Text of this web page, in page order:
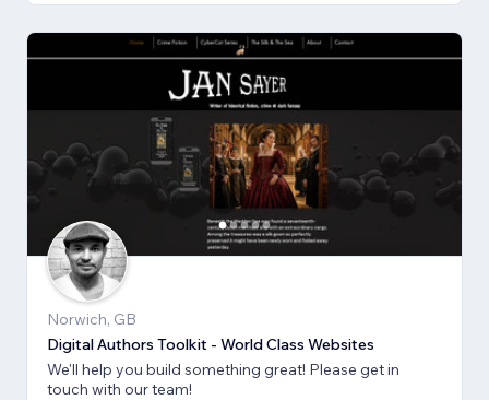
Norwich, GB
Digital Authors Toolkit - World Class Websites
We'll help you build something great! Please get in
touch with our team!